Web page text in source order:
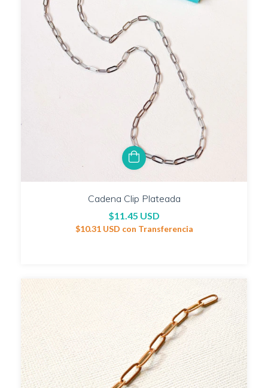
Cadena Clip Plateada
$11.45 USD
$10.31 USD con Transferencia